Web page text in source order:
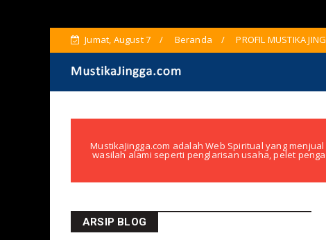
Jumat, August 7 Beranda PROFIL MUSTIKA
MustikaJingga.com adalah Web Spiritual yang
wasilah alami seperti penglarisan usaha, pelet
ARSIP BLOG